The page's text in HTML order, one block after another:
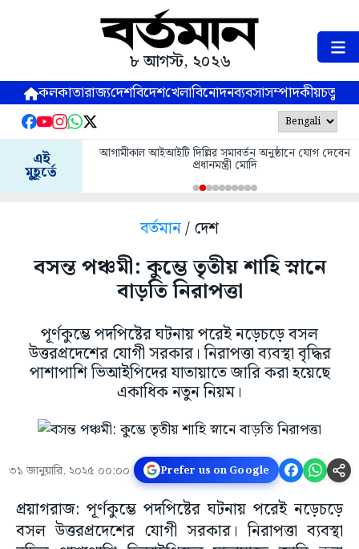
৮ আগস্ট, ২০২৬
কলকাতারাজ্যদেশবিদেশখেলাবিনোদনব্যবসাসম্পাদকীয়
এই
মুহূর্তে
আগামীকাল আইআইটি দিল্লির সমাবর্তন অনুষ্ঠানে যোগ দেবেন
প্রধানমন্ত্রী মোদি
বর্তমান/ দেশ
বসন্ত পঞ্চমী: কুম্ভে তৃতীয় শাহি স্নানে
বাড়তি নিরাপত্তা
পূর্ণকুম্ভে পদপিষ্টের ঘটনায় পরেই নড়েচড়ে বসল
উত্তরপ্রদেশের যোগী সরকার। নিরাপত্তা ব্যবস্থা বৃদ্ধির
পাশাপাশি ভিআইপিদের যাতায়াতে জারি করা হয়েছে
একাধিক নতুন নিয়ম।
৩১ জানুয়ারি, ২০২৫ ০০:০০ Prefer us on Google
প্রয়াগরাজ: পূর্ণকুম্ভে পদপিষ্টের ঘটনায় পরেই নড়েচড়ে
বসল উত্তরপ্রদেশের যোগী সরকার। নিরাপত্তা ব্যবস্থা